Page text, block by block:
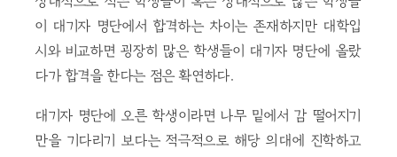
이 대기자 명단에서 합격하는 차이는 존재하지만 대학입
시와 비교하면 굉장히 많은 학생들이 대기자 명단에 올랐
다가 합격을 한다는 점은 확연하다.
대기자 명단에 오른 학생이라면 나무 밑에서 감 떨어지기
만을 기다리기 보다는 적극적으로 해당 의대에 진학하고